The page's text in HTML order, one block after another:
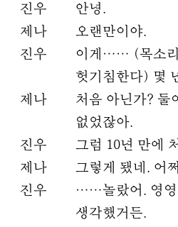
진우
안녕.
제나
오랜만이야.
진우
이게…… (목소
헛기침한다) 몇
제나
처음 아닌가? 둘
없었잖아.
진우
그럼 10년 만에
제나
그렇게 됐네. 어
진우
……놀랐어. 영영
생각했거든.